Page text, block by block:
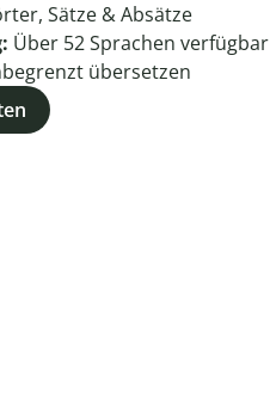
Sätze & Absätze
Über 52Sprachen verfügbar
übersetzen